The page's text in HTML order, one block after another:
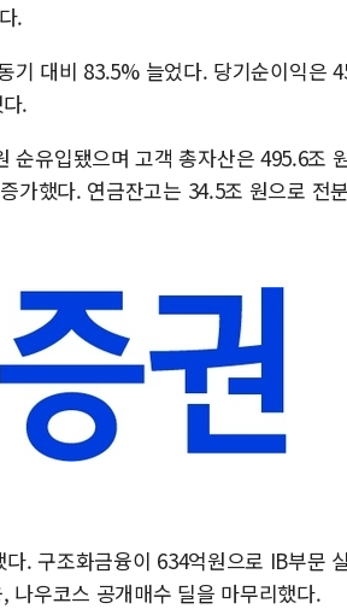
강
청양
폭
.
대비 83.5% 늘었다. 당기순이익은
.
순유입됐으며 고객 총자산은 495.6조
가했다. 연금잔고는 34.5조 원으로 전
. 구조화금융이 634억원으로 IB부문
나우코스 공개매수 딜을 마무리했다.